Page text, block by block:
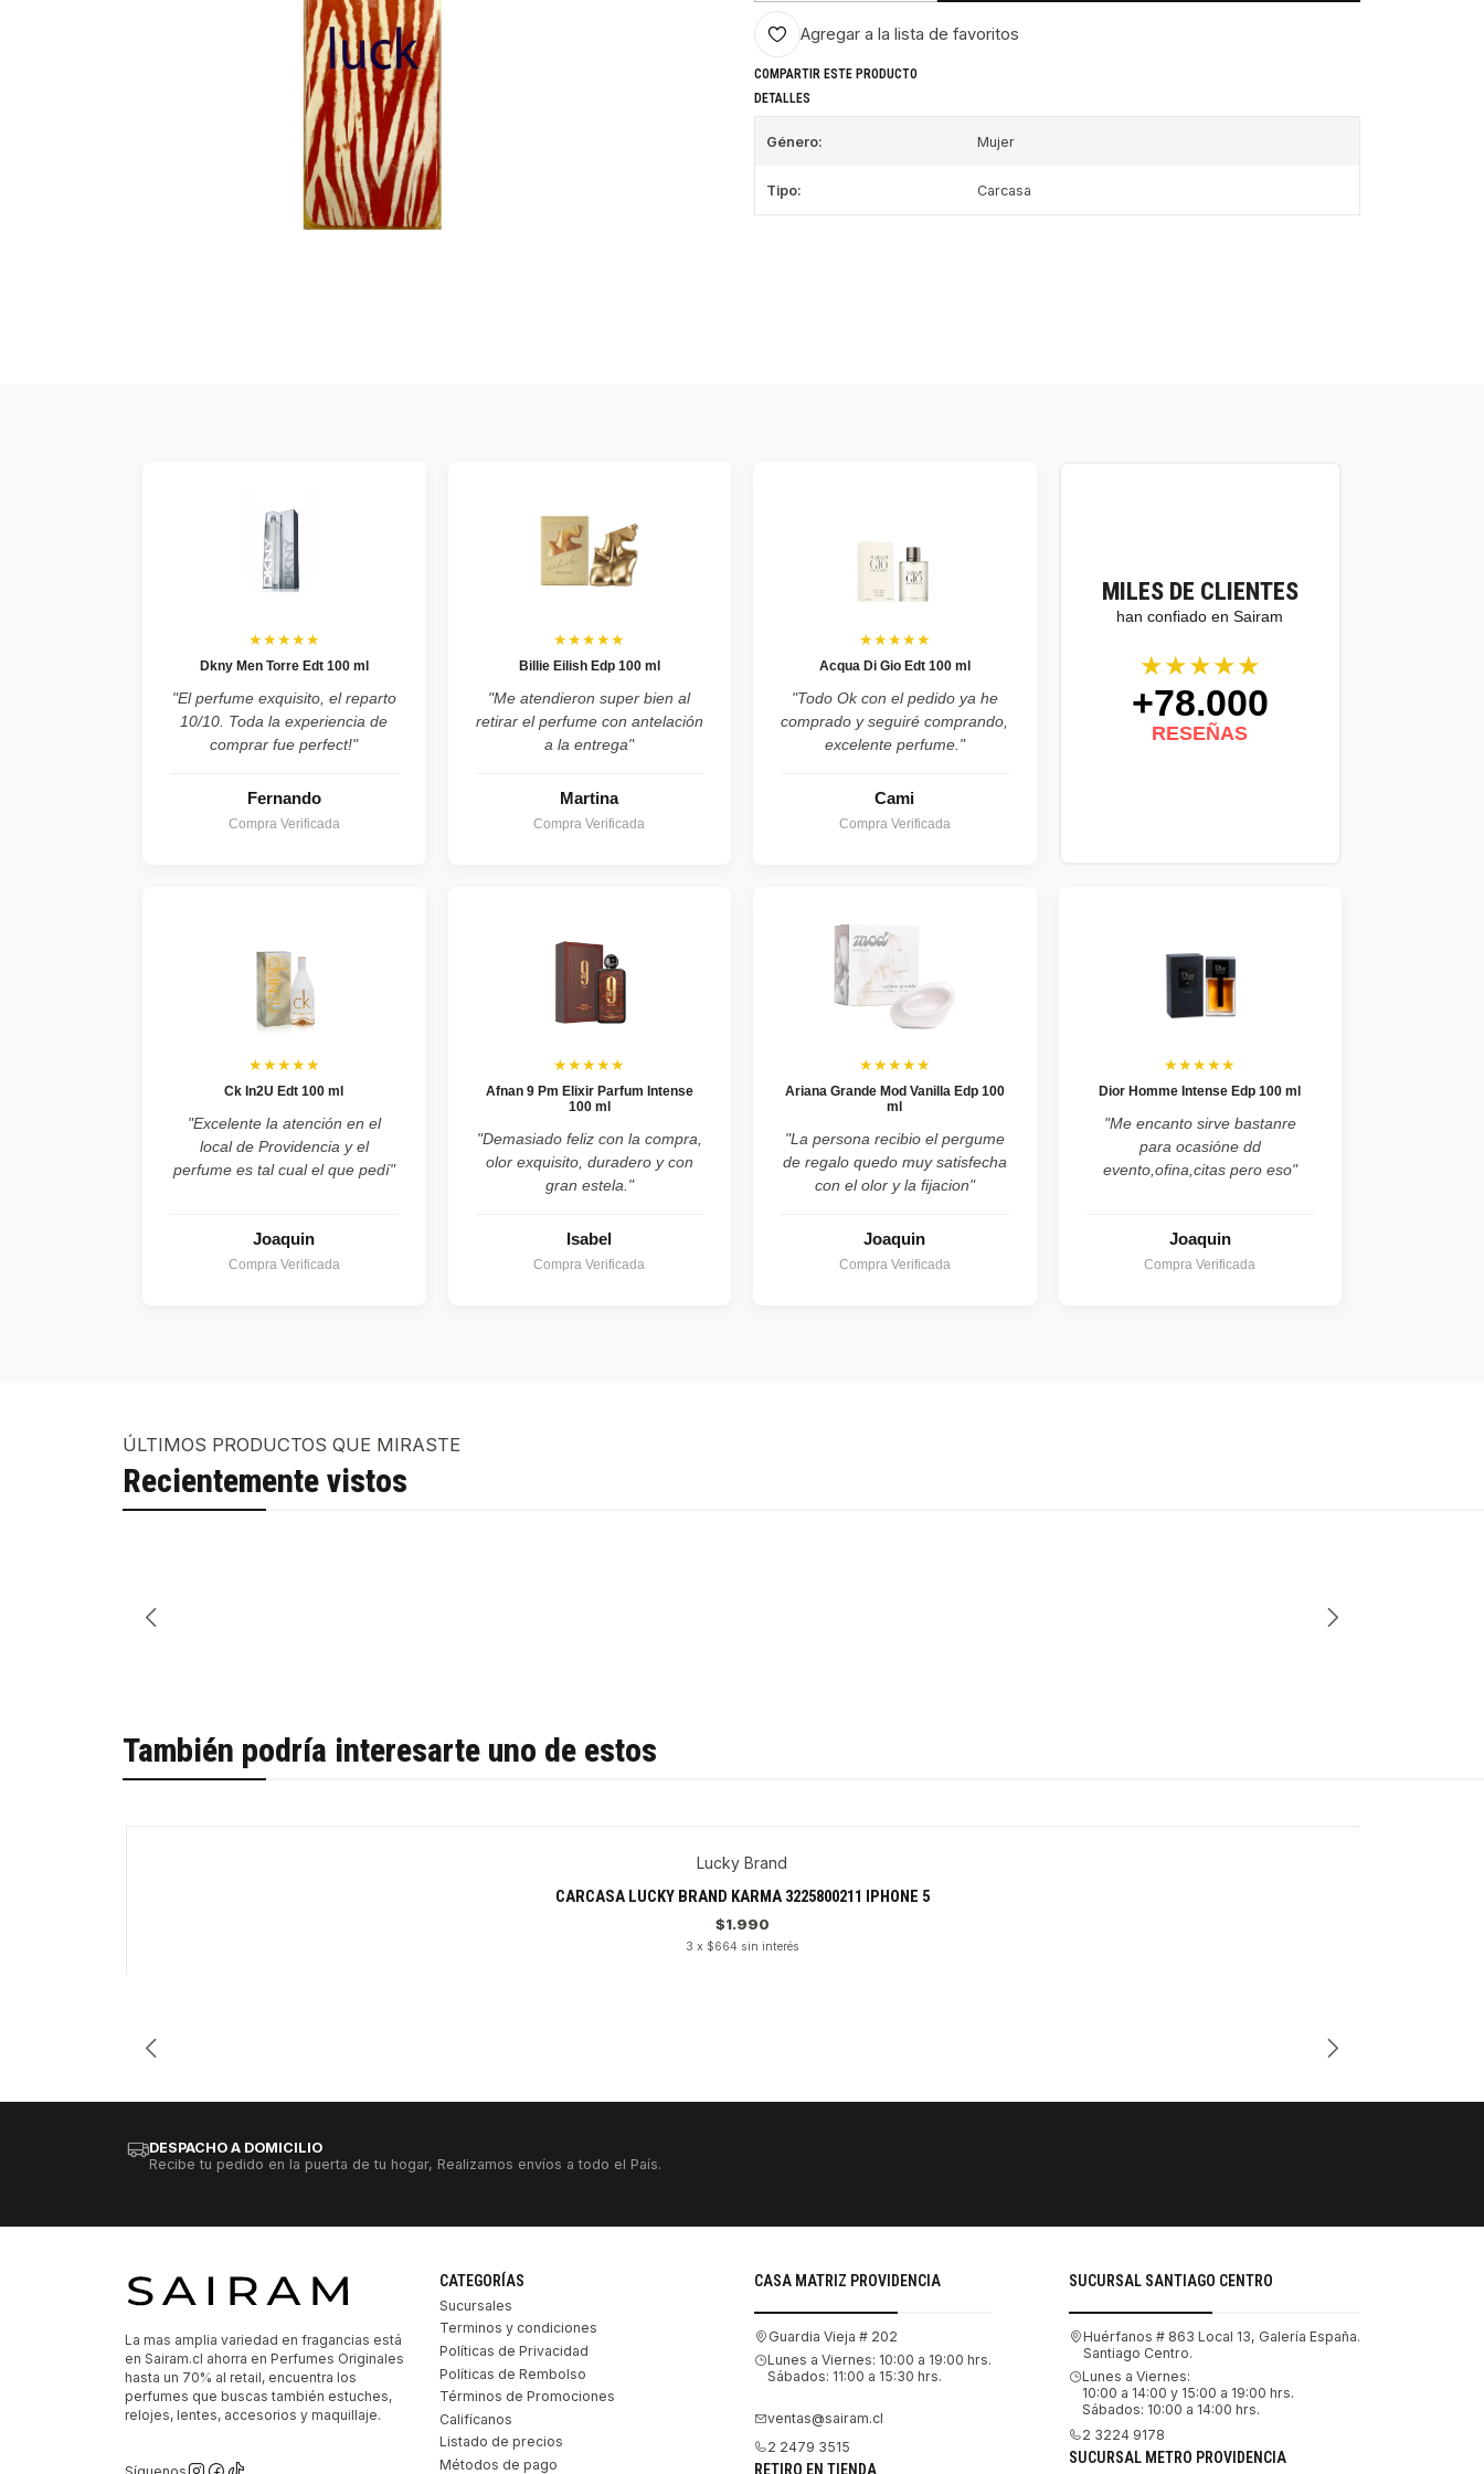
Agregar a la lista de favoritos
COMPARTIR ESTE PRODUCTO
DETALLES
Género: Mujer
Tipo: Carcasa
MILES DE CLIENTES
han confiado en Sairam
★★★★★
+78.000
RESEÑAS
★★★★★
Dkny Men Torre Edt 100 ml
"El perfume exquisito, el reparto
10/10. Toda la experiencia de
comprar fue perfect!"
Fernando
Compra Verificada
★★★★★
Billie Eilish Edp 100 ml
"Me atendieron super bien al
retirar el perfume con antelación
a la entrega"
Martina
Compra Verificada
★★★★★
Acqua Di Gio Edt 100 ml
"Todo Ok con el pedido ya he
comprado y seguiré comprando,
excelente perfume."
Cami
Compra Verificada
★★★★★
Ck In2U Edt 100 ml
"Excelente la atención en el
local de Providencia y el
perfume es tal cual el que pedí"
Joaquin
Compra Verificada
★★★★★
Afnan 9 Pm Elixir Parfum Intense
100 ml
"Demasiado feliz con la compra,
olor exquisito, duradero y con
gran estela."
Isabel
Compra Verificada
★★★★★
Ariana Grande Mod Vanilla Edp 100
ml
"La persona recibio el pergume
de regalo quedo muy satisfecha
con el olor y la fijacion"
Joaquin
Compra Verificada
★★★★★
Dior Homme Intense Edp 100 ml
"Me encanto sirve bastanre
para ocasióne dd
evento,ofina,citas pero eso"
Joaquin
Compra Verificada
ÚLTIMOS PRODUCTOS QUE MIRASTE
Recientemente vistos
También podría interesarte uno de estos
Lucky Brand
CARCASA LUCKY BRAND KARMA 3225800211 IPHONE 5
$1.990
3 x $664 sin interés
DESPACHO A DOMICILIO
Recibe tu pedido en la puerta de tu hogar, Realizamos envíos a todo el País.
La mas amplia variedad en fragancias está
en Sairam.cl ahorra en Perfumes Originales
hasta un 70% al retail, encuentra los
perfumes que buscas también estuches,
relojes, lentes, accesorios y maquillaje.
CATEGORÍAS
Sucursales
Terminos y condiciones
Políticas de Privacidad
Políticas de Rembolso
Términos de Promociones
Califícanos
Listado de precios
Métodos de pago
CASA MATRIZ PROVIDENCIA
Guardia Vieja # 202
Lunes a Viernes: 10:00 a 19:00 hrs.
Sábados: 11:00 a 15:30 hrs.
ventas@sairam.cl
2 2479 3515
RETIRO EN TIENDA
SUCURSAL SANTIAGO CENTRO
Huérfanos # 863 Local 13, Galería España.
Santiago Centro.
Lunes a Viernes:
10:00 a 14:00 y 15:00 a 19:00 hrs.
Sábados: 10:00 a 14:00 hrs.
2 3224 9178
SUCURSAL METRO PROVIDENCIA